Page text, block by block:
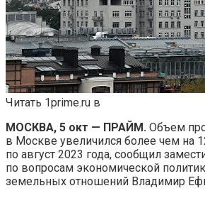
Читать 1prime.ru в
МОСКВА, 5 окт — ПРАЙМ. Объем
в Москве увеличился более чем на
по август 2023 года, сообщил
по вопросам экономической
земельных отношений Владимир